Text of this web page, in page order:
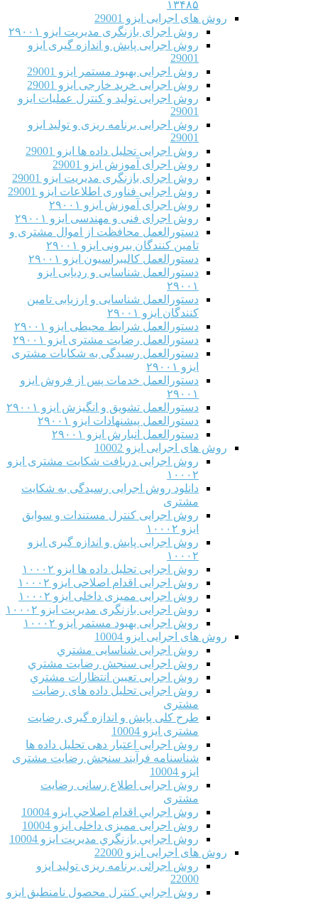
۱۳۴۸۵
روش های اجرایی ایزو 29001
روش اجرای بازنگری مدیریت ایزو ۲۹۰۰۱
روش اجرایی پایش و اندازه گیری ایزو
29001
روش اجرایی بهبود مستمر ایزو 29001
روش اجرایی خرید خارجی ایزو 29001
روش اجرایی تولید و کنترل عملیات ایزو
29001
روش اجرایی برنامه ریزی و تولید ایزو
29001
روش اجرایی تحلیل داده ها ایزو 29001
روش اجرای آموزش ایزو 29001
روش اجرای بازنگری مدیریت ایزو 29001
روش اجرایی فناوری اطلاعات ایزو 29001
روش اجرای آموزش ایزو ۲۹۰۰۱
روش اجرای فنی و مهندسی ایزو ۲۹۰۰۱
دستورالعمل محافظت از اموال مشتری و
تامین کنندگان بیرونی ایزو ۲۹۰۰۱
دستورالعمل کالیبراسیون ایزو ۲۹۰۰۱
دستورالعمل شناسایی و ردیابی ایزو
۲۹۰۰۱
دستورالعمل شناسایی و ارزیابی تامین
کنندگان ایزو ۲۹۰۰۱
دستورالعمل شرایط محیطی ایزو ۲۹۰۰۱
دستورالعمل رضایت مشتری ایزو ۲۹۰۰۱
دستورالعمل رسیدگی به شکایات مشتری
ایزو ۲۹۰۰۱
دستورالعمل خدمات پس از فروش ایزو
۲۹۰۰۱
دستورالعمل تشویق و انگیزش ایزو ۲۹۰۰۱
دستورالعمل پیشنهادات ایزو ۲۹۰۰۱
دستورالعمل انبارش ایزو ۲۹۰۰۱
روش های اجرایی ایزو 10002
روش اجرایی دریافت شکایت مشتری ایزو
۱۰۰۰۲
دانلود روش اجرایی رسیدگی به شکایت
مشتری
روش اجرایی کنترل مستندات و سوابق
ایزو ۱۰۰۰۲
روش اجرایی پایش و اندازه گیری ایزو
۱۰۰۰۲
روش اجرایی تحلیل داده ها ایزو ۱۰۰۰۲
روش اجرایی اقدام اصلاحی ایزو ۱۰۰۰۲
روش اجرایی ممیزی داخلی ایزو ۱۰۰۰۲
روش اجرایی بازنگری مدیریت ایزو ۱۰۰۰۲
روش اجرایی بهبود مستمر ایزو ۱۰۰۰۲
روش های اجرایی ایزو 10004
روش اجرایی شناسایی مشتري
روش اجرایی سنجش رضایت مشتري
روش اجرایی تعیین انتظارات مشتري
روش اجرایی تحلیل داده های رضایت
مشتری
طرح کلی پایش و اندازه گیری رضایت
مشتری ایزو 10004
روش اجرایی اعتبار دهی تحلیل داده ها
شناسنامه فرآیند سنجش رضایت مشتری
ایزو 10004
روش اجرایی اطلاع رسانی رضایت
مشتری
روش اجرايي اقدام اصلاحي ایزو 10004
روش اجرایی ممیزی داخلی ایزو 10004
روش اجرايي بازنگري مديريت ایزو 10004
روش های اجرایی ایزو 22000
روش اجرائی برنامه ريزی توليد ایزو
22000
روش اجرايي كنترل محصول نامنطبق ایزو